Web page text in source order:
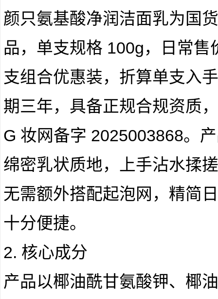
颜只氨基酸净润洁面乳为国
品，单支规格 100g，日常
支组合优惠装，折算单支入
期三年，具备正规合规资质
G 妆网备字 2025003868。
绵密乳状质地，上手沾水揉
无需额外搭配起泡网，精简
十分便捷。
2. 核心成分
产品以椰油酰甘氨酸钾、椰